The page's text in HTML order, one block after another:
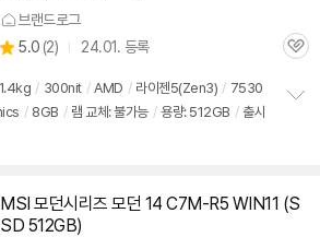
브랜드로그
별
점
5.0 (상
리
뷰
2) 24.01. 등록
관
1.4kg / 300nit / AMD / 라이젠5(Zen3) / 7530
/ 8GB / 램 교체: 불가능 / 용량: 512GB / 출시
기
MSI 모던시리즈 모던 14 C7M-R5 WIN11 (S
SD 512GB)